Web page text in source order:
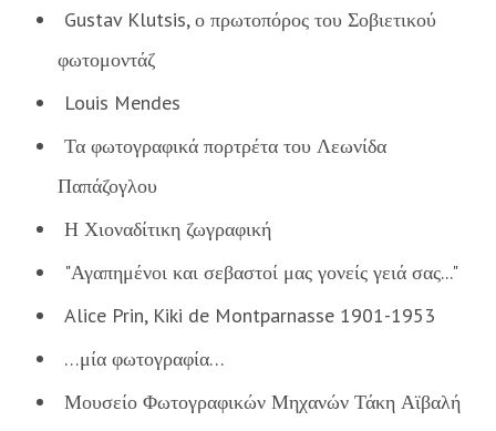
Gustav Klutsis, ο πρωτοπόρος του Σοβιετικού
φωτομοντάζ
Louis Mendes
Τα φωτογραφικά πορτρέτα του Λεωνίδα
Παπάζογλου
Η Χιοναδίτικη ζωγραφική
"Αγαπημένοι και σεβαστοί μας γονείς γειά σας..."
Alice Prin, Kiki de Montparnasse 1901-1953
…μία φωτογραφία…
Μουσείο Φωτογραφικών Μηχανών Τάκη Αϊβαλή